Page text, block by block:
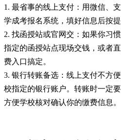
1. 最省事的线上支付：用微信、
学成考报名系统，填好信息后按
2. 找函授站或官网交：如果你习
指定的函授站点现场交钱，或者
费入口搞定。
3. 银行转账备选：线上支付不方
校指定的银行账户。转账时一定
方便学校核对确认你的缴费信息。